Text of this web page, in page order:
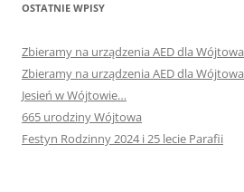
OSTATNIE WPISY
Zbieramy na urządzenia AED dla Wójtowa
Zbieramy na urządzenia AED dla Wójtowa
Jesień w Wójtowie…
665 urodziny Wójtowa
Festyn Rodzinny 2024 i 25 lecie Parafii